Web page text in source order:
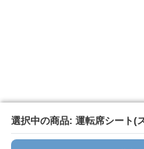
選択中の商品: 運転席シート(
選択中の商品: 運転席シート(